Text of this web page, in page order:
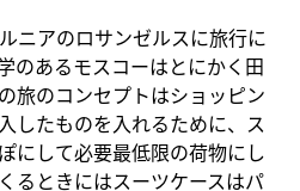
ニアのロサンゼルスに旅行に
のあるモスコーはとにかく田
旅のコンセプトはショッピン
したものを入れるために、ス
にして必要最低限の荷物にし
るときにはスーツケースはパ